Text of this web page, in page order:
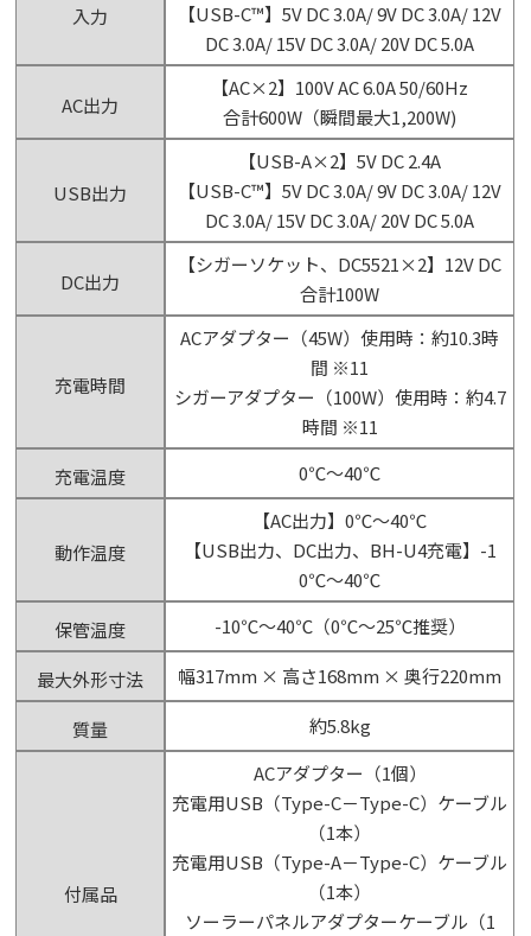
入力
【USB-C™】5V DC 3.0A/ 9V DC 3.0A/ 12V
DC 3.0A/ 15V DC 3.0A/ 20V DC 5.0A
AC出力
【AC×2】100V AC 6.0A 50/60Hz
合計600W（瞬間最大1,200W)
USB出力
【USB-A×2】5V DC 2.4A
【USB-C™】5V DC 3.0A/ 9V DC 3.0A/ 12V
DC 3.0A/ 15V DC 3.0A/ 20V DC 5.0A
DC出力
【シガーソケット、DC5521×2】12V DC
合計100W
充電時間
ACアダプター（45W）使用時：約10.3時
間 ※11
シガーアダプター（100W）使用時：約4.7
時間 ※11
充電温度
0℃～40℃
動作温度
【AC出力】0℃～40℃
【USB出力、DC出力、BH-U4充電】-1
0℃～40℃
保管温度
-10℃～40℃（0℃～25℃推奨）
最大外形寸法 幅317mm × 高さ168mm × 奥行220mm
質量 約5.8kg
付属品
ACアダプター（1個）
充電用USB（Type-C－Type-C）ケーブル
（1本）
充電用USB（Type-A－Type-C）ケーブル
（1本）
ソーラーパネルアダプターケーブル（1